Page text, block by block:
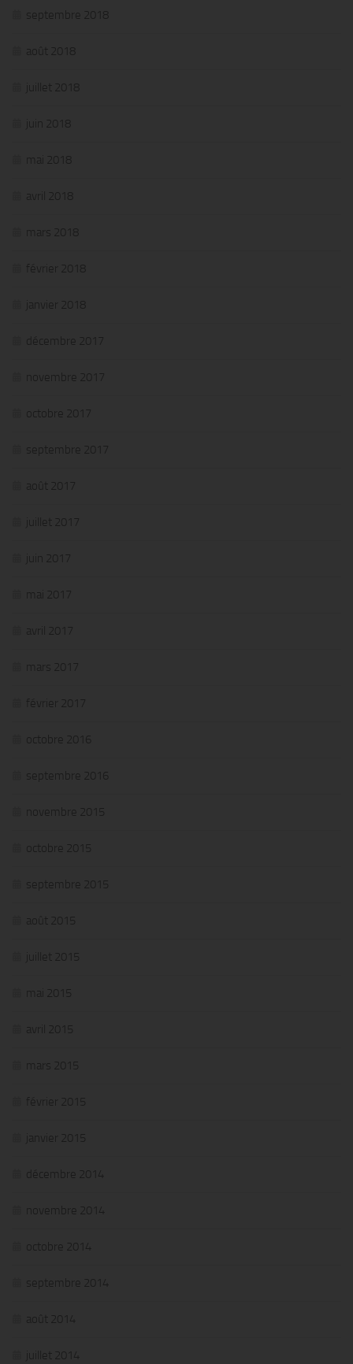
septembre 2018
août 2018
juillet 2018
juin 2018
mai 2018
avril 2018
mars 2018
février 2018
janvier 2018
décembre 2017
novembre 2017
octobre 2017
septembre 2017
août 2017
juillet 2017
juin 2017
mai 2017
avril 2017
mars 2017
février 2017
octobre 2016
septembre 2016
novembre 2015
octobre 2015
septembre 2015
août 2015
juillet 2015
mai 2015
avril 2015
mars 2015
février 2015
janvier 2015
décembre 2014
novembre 2014
octobre 2014
septembre 2014
août 2014
juillet 2014